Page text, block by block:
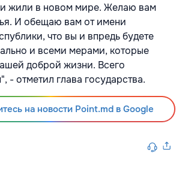
жили в новом мире. Желаю вам
И обещаю вам от имени
что вы и впредь будете
и всеми мерами, которые
доброй жизни. Всего
- отметил глава государства.
на новости Point.md в Google